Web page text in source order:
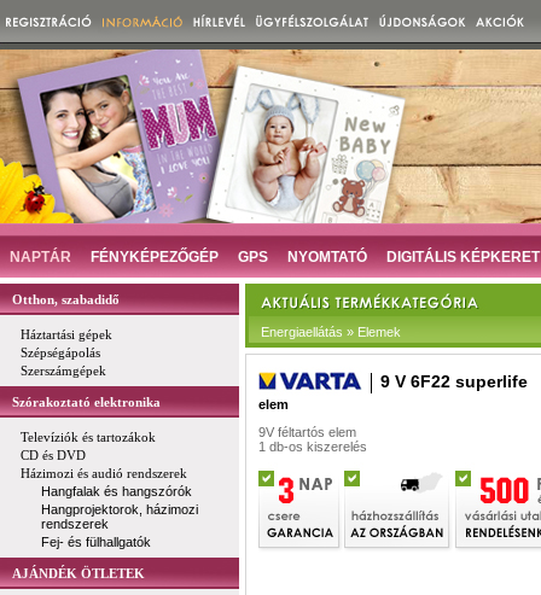
NAPTÁR FÉNYKÉPEZŐGÉP GPS NYOMTATÓ DIGITÁLIS KÉPKERET
Otthon, szabadidő
Háztartási gépek
Szépségápolás
Szerszámgépek
Szórakoztató elektronika
Televíziók és tartozákok
CD és DVD
Házimozi és audió rendszerek
Hangfalak és hangszórók
Hangprojektorok, házimozi
rendszerek
Fej- és fülhallgatók
AJÁNDÉK ÖTLETEK
Energiaellátás » Elemek
9 V 6F22 superlife
elem
9V féltartós elem
1 db-os kiszerelés